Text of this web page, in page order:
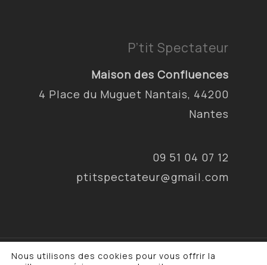
P’tit Spectateur
Maison des Confluences
4 Place du Muguet Nantais, 44200
Nantes
09 51 04 07 12
ptitspectateur@gmail.com
© 2026 P'tit Spectateur & Cie. •Mentions
Nous utilisons des cookies pour vous offrir la